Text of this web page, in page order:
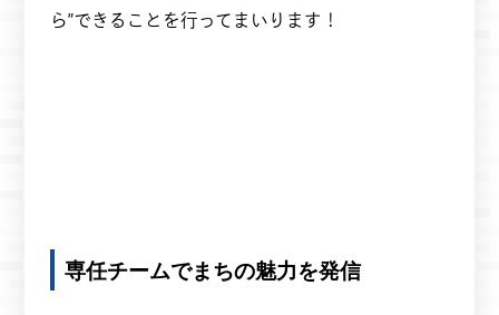
ら”できることを行ってまいります！
専任チームでまちの魅力を発信